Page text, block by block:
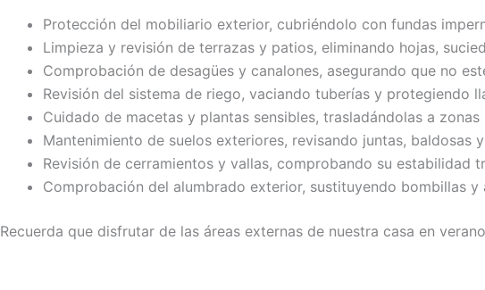
Protección del mobiliario exterior, cubriéndolo con fundas
Limpieza y revisión de terrazas y patios, eliminando hojas,
Comprobación de desagües y canalones, asegurando que no
Revisión del sistema de riego, vaciando tuberías y protegiendo
Cuidado de macetas y plantas sensibles, trasladándolas a
Mantenimiento de suelos exteriores, revisando juntas, baldosas
Revisión de cerramientos y vallas, comprobando su estabilidad
Comprobación del alumbrado exterior, sustituyendo bombillas
Recuerda que disfrutar de las áreas externas de nuestra casa en